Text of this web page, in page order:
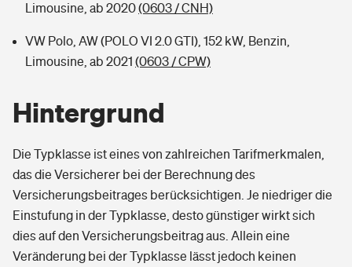
Limousine, ab 2020(0603 / CNH)
VW Polo, AW (POLO VI 2.0 GTI), 152 kW, Benzin,
Limousine, ab 2021 (0603 / CPW)
Hintergrund
Die Typklasse ist eines von zahlreichen Tarifmerkmalen,
das die Versicherer bei der Berechnung des
Versicherungsbeitrages berücksichtigen. Je niedriger die
Einstufung in der Typklasse, desto günstiger wirkt sich
dies auf den Versicherungsbeitrag aus. Allein eine
Veränderung bei der Typklasse lässt jedoch keinen